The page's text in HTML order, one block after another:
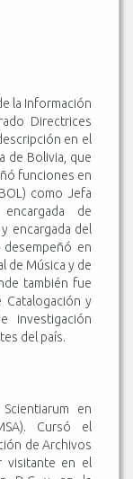
la Información
Directrices
en el
de Bolivia, que
funciones en
como Jefa
de
encargada del
en
de Música y de
también fue
Catalogación y
investigación
del país.
en
Cursó el
de Archivos
visitante en el